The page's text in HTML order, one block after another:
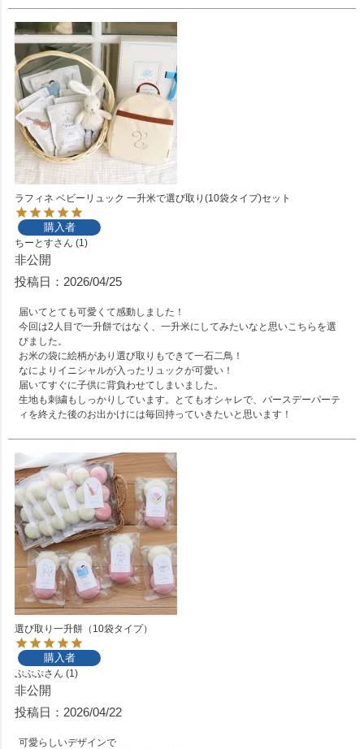
ラフィネ ベビーリュック 一升米で選び取り(10袋タイプ)セット
購入者
ちーとす 1
非公開
投稿日
2026/04/25
届いてとても可愛くて感動しました！
今回は2人目で一升餅ではなく、一升米にしてみたいなと思いこちらを選
びました。
お米の袋に絵柄があり選び取りもできて一石二鳥！
なによりイニシャルが入ったリュックが可愛い！
届いてすぐに子供に背負わせてしまいました。
生地も刺繍もしっかりしています。とてもオシャレで、バースデーパーテ
ィを終えた後のお出かけには毎回持っていきたいと思います！
選び取り一升餅（10袋タイプ）
購入者
ぷぷぷ 1
非公開
投稿日
2026/04/22
可愛らしいデザインで